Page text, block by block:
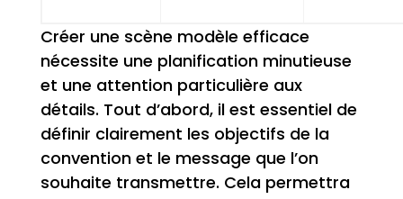
Créer une scène modèle efficace
nécessite une planification minutieuse
et une attention particulière aux
détails. Tout d’abord, il est essentiel de
définir clairement les objectifs de la
convention et le message que l’on
souhaite transmettre. Cela permettra